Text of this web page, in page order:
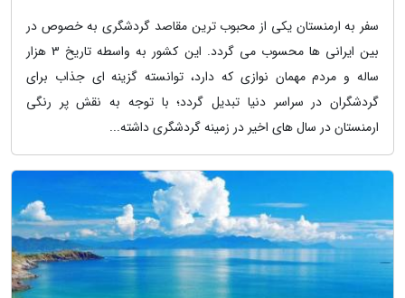
سفر به ارمنستان یکی از محبوب ترین مقاصد گردشگری به خصوص در
بین ایرانی ها محسوب می گردد. این کشور به واسطه تاریخ 3 هزار
ساله و مردم مهمان نوازی که دارد، توانسته گزینه ای جذاب برای
گردشگران در سراسر دنیا تبدیل گردد؛ با توجه به نقش پر رنگی
ارمنستان در سال های اخیر در زمینه گردشگری داشته...